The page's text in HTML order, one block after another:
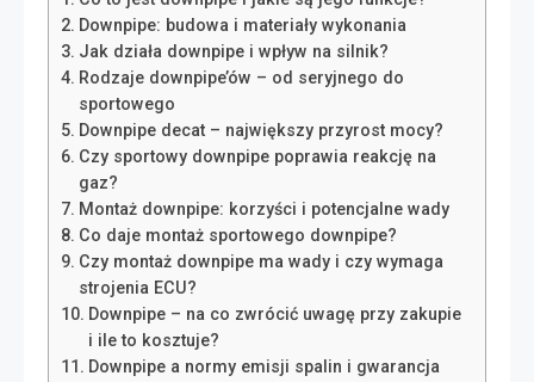
Downpipe: budowa i materiały wykonania
Jak działa downpipe i wpływ na silnik?
Rodzaje downpipe’ów – od seryjnego do
sportowego
Downpipe decat – największy przyrost mocy?
Czy sportowy downpipe poprawia reakcję na
gaz?
Montaż downpipe: korzyści i potencjalne wady
Co daje montaż sportowego downpipe?
Czy montaż downpipe ma wady i czy wymaga
strojenia ECU?
Downpipe – na co zwrócić uwagę przy zakupie
i ile to kosztuje?
Downpipe a normy emisji spalin i gwarancja